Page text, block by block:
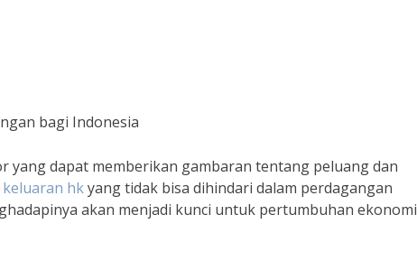
bagi Indonesia
yang dapat memberikan gambaran tentang peluang dan
keluaran hkyang tidak bisa dihindari dalam perdagangan
akan menjadi kunci untuk pertumbuhan ekonomi